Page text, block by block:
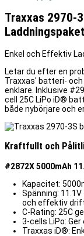
Traxxas 2970-
Laddningspaket
Enkel och Effektiv
Letar du efter en
Traxxas' batteri-
enklare. Inklusive
cell 25C LiPo iD®
både nybörjare och
Kraftfullt och
#2872X 5000mAh
Kapacitet:
Spänning:
och effektiv
C-Rating: 25C
3-cells LiPo:
Traxxas iD®: